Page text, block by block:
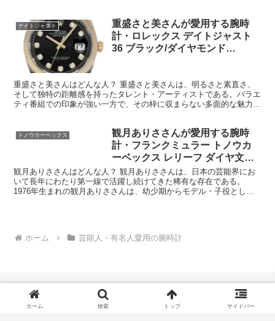
デイトジャスト
重盛さと美さんが愛用する腕時
計・ロレックス デイトジャスト
36 ブラック/ダイヤモンド
重盛さと美さんはどんな人？ 重盛さと美さんは、明るさと素直さ、
そして独特の距離感を持ったタレント・アーティストである。バラエ
ティ番組での印象が強い一方で、その枠に収まらない多面的な魅力を
トノウカーベックス
観月ありささんが愛用する腕時
計・フランクミュラー トノウカ
ーベックス レリーフ ダイヤ文字
盤 Ref.1752QZRELCD1R 5N
観月ありささんはどんな人？ 観月ありささんは、日本の芸能界にお
いて長年にわたり第一線で活躍し続けてきた稀有な存在である。
1976年生まれの観月ありささんは、幼少期からモデル・子役として
ホーム 芸能人・有名人愛用の腕時計
ホーム 検索 トップ サイドバー